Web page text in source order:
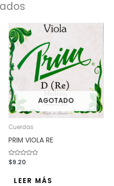
AGOTADO
Cuerdas
PRIM VIOLA RE
Valorado
con
$9.20
LEER MÁS